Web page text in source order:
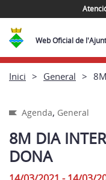
Web Oficial de
Inici General
Agenda, General
8M DIA
DONA